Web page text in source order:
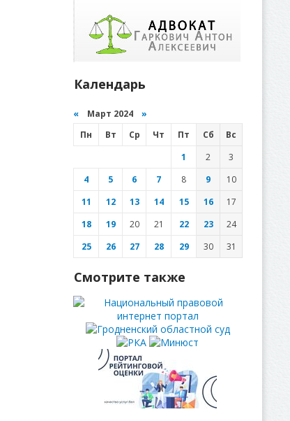
Календарь
« Март 2024 »
Пн
Вт Ср Чт Пт Сб
Вс
1
2
3
4
5 6 7 8 9
10
11
12 13 14 15 16
17
18
19 20 21 22 23
24
25
26 27 28 29 30 31
Смотрите также